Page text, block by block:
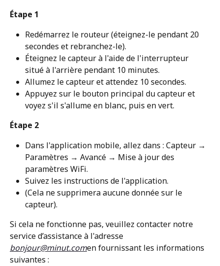
Étape 1
Redémarrez le routeur (éteignez-le pendant 20
secondes et rebranchez-le).
Éteignez le capteur à l'aide de l'interrupteur
situé à l'arrière pendant 10 minutes.
Allumez le capteur et attendez 10 secondes.
Appuyez sur le bouton principal du capteur et
voyez s'il s'allume en blanc, puis en vert.
Étape 2
Dans l'application mobile, allez dans : Capteur →
Paramètres → Avancé → Mise à jour des
paramètres WiFi.
Suivez les instructions de l'application.
(Cela ne supprimera aucune donnée sur le
capteur).
Si cela ne fonctionne pas, veuillez contacter notre
service d’assistance à l'adresse
bonjour@minut.comen fournissant les informations
suivantes :